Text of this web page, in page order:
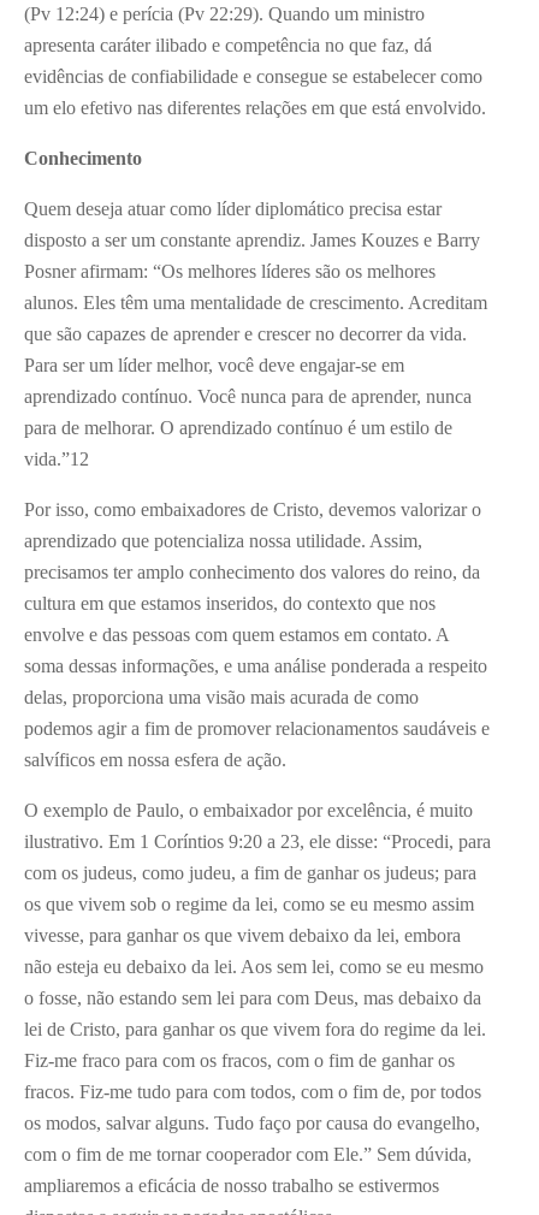
(Pv 12:24) e perícia (Pv 22:29). Quando um ministro
apresenta caráter ilibado e competência no que faz, dá
evidências de confiabilidade e consegue se estabelecer como
um elo efetivo nas diferentes relações em que está envolvido.
Conhecimento
Quem deseja atuar como líder diplomático precisa estar
disposto a ser um constante aprendiz. James Kouzes e Barry
Posner afirmam: “Os melhores líderes são os melhores
alunos. Eles têm uma mentalidade de crescimento. Acreditam
que são capazes de aprender e crescer no decorrer da vida.
Para ser um líder melhor, você deve engajar-se em
aprendizado contínuo. Você nunca para de aprender, nunca
para de melhorar. O aprendizado contínuo é um estilo de
vida.”12
Por isso, como embaixadores de Cristo, devemos valorizar o
aprendizado que potencializa nossa utilidade. Assim,
precisamos ter amplo conhecimento dos valores do reino, da
cultura em que estamos inseridos, do contexto que nos
envolve e das pessoas com quem estamos em contato. A
soma dessas informações, e uma análise ponderada a respeito
delas, proporciona uma visão mais acurada de como
podemos agir a fim de promover relacionamentos saudáveis e
salvíficos em nossa esfera de ação.
O exemplo de Paulo, o embaixador por excelência, é muito
ilustrativo. Em 1 Coríntios 9:20 a 23, ele disse: “Procedi, para
com os judeus, como judeu, a fim de ganhar os judeus; para
os que vivem sob o regime da lei, como se eu mesmo assim
vivesse, para ganhar os que vivem debaixo da lei, embora
não esteja eu debaixo da lei. Aos sem lei, como se eu mesmo
o fosse, não estando sem lei para com Deus, mas debaixo da
lei de Cristo, para ganhar os que vivem fora do regime da lei.
Fiz-me fraco para com os fracos, com o fim de ganhar os
fracos. Fiz-me tudo para com todos, com o fim de, por todos
os modos, salvar alguns. Tudo faço por causa do evangelho,
com o fim de me tornar cooperador com Ele.” Sem dúvida,
ampliaremos a eficácia de nosso trabalho se estivermos